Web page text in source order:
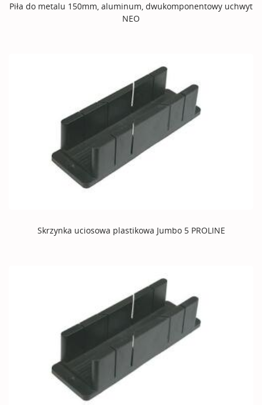
Piła do metalu 150mm, aluminum, dwukomponentowy uchwyt
NEO
Skrzynka uciosowa plastikowa Jumbo 5 PROLINE